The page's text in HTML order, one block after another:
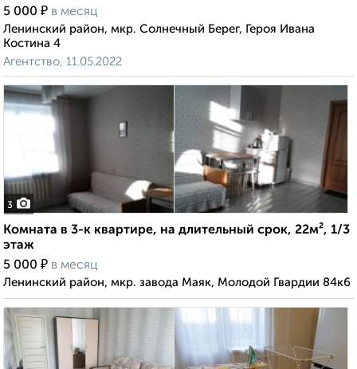
5 000 ₽ в месяц
Ленинский район, мкр. Солнечный Берег, Героя Ивана
Костина 4
Агентство, 11.05.2022
3
Комната в 3-к квартире, на длительный срок, 22м², 1/3
этаж
5 000 ₽ в месяц
Ленинский район, мкр. завода Маяк, Молодой Гвардии 84к6